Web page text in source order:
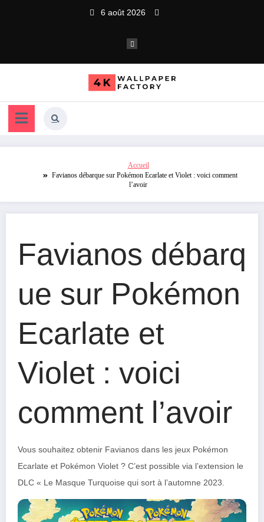
6 août 2026
Accueil
Favianos débarque sur Pokémon Ecarlate et Violet : voici comment
l’avoir
Favianos débarq
ue sur Pokémon
Ecarlate et
Violet : voici
comment l’avoir
Vous souhaitez obtenir Favianos dans les jeux Pokémon
Ecarlate et Pokémon Violet ? C’est possible via l’extension le
DLC « Le Masque Turquoise qui sort à l’automne 2023.